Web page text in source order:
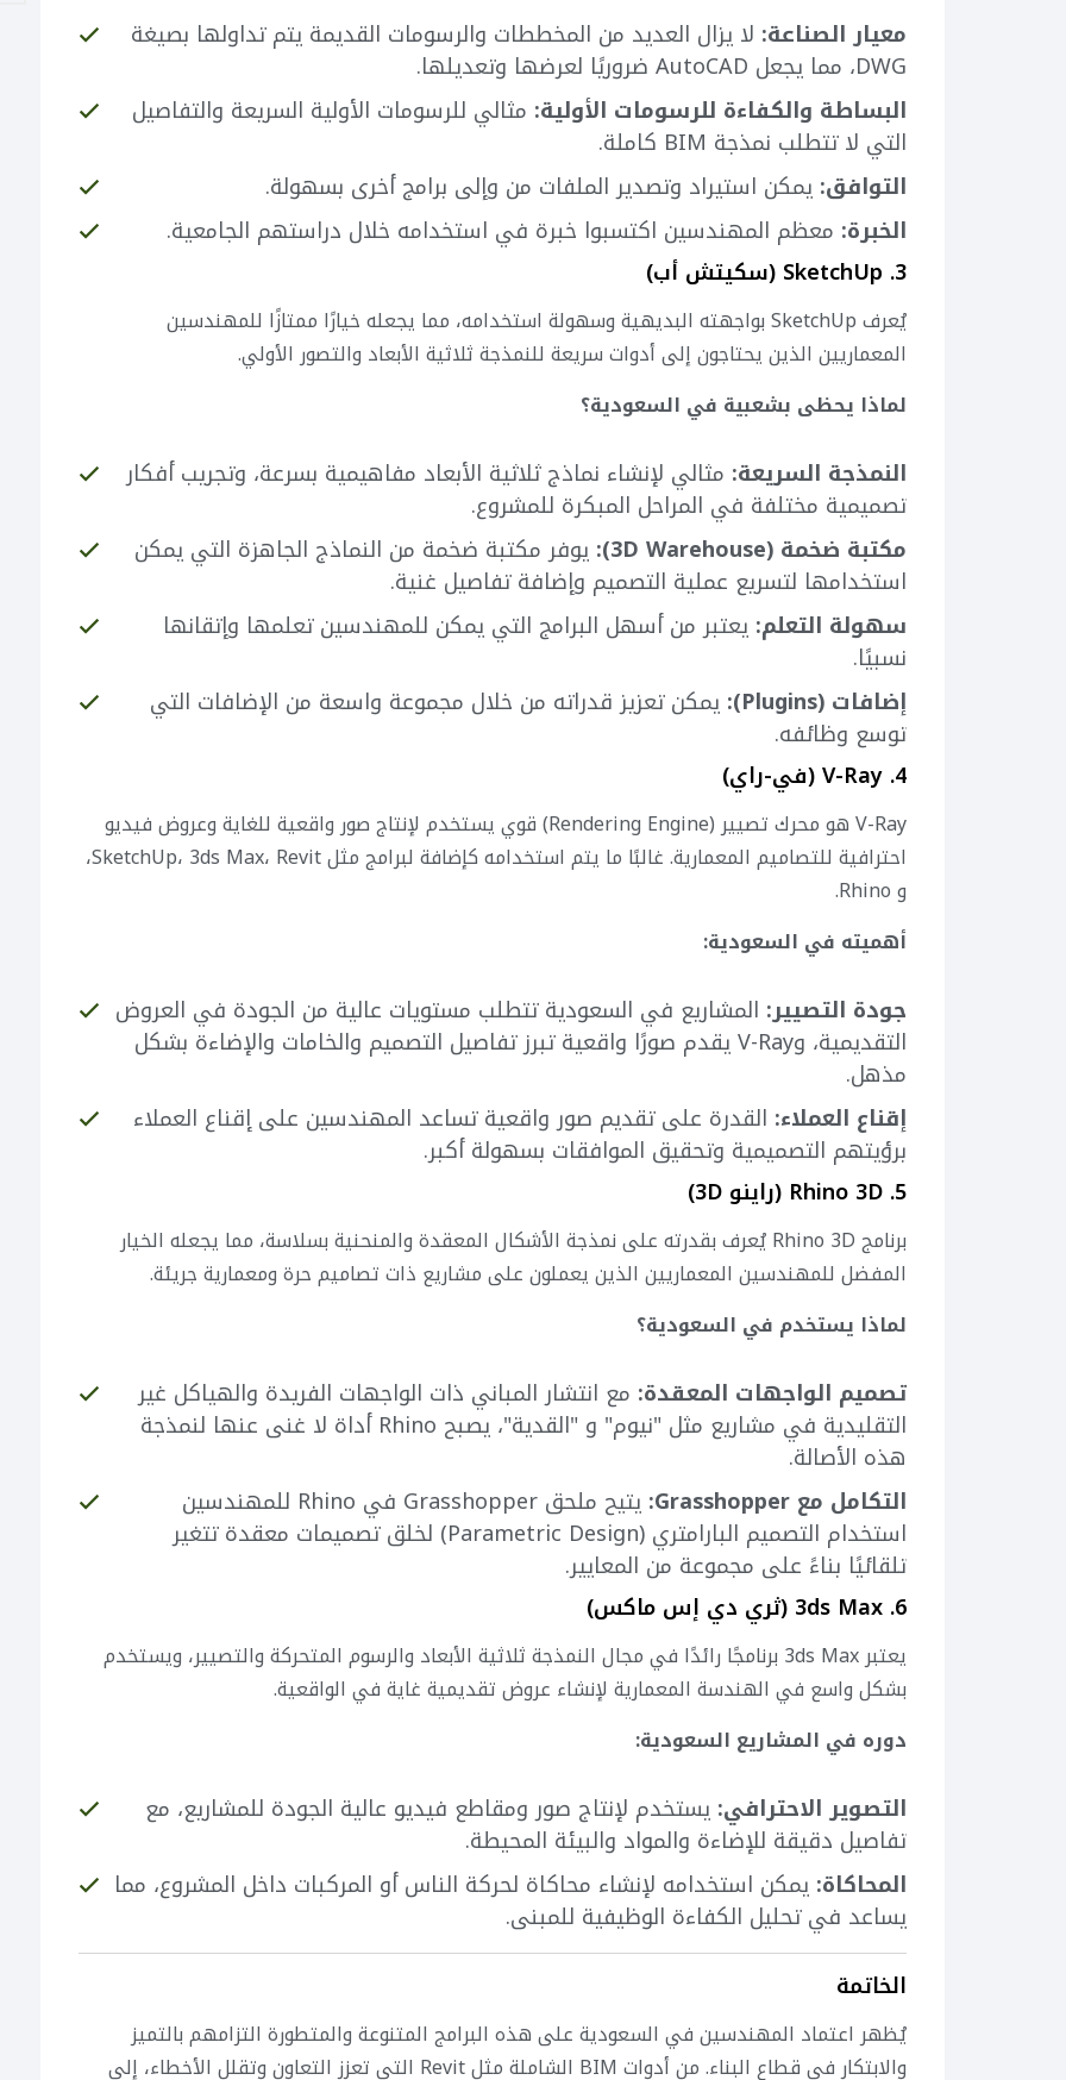
معيار الصناعة: لا يزال العديد من المخططات والرسومات القديمة يتم تداولها بصيغة
DWG، مما يجعل AutoCAD ضروريًا لعرضها وتعديلها.
البساطة والكفاءة للرسومات الأولية: مثالي للرسومات الأولية السريعة والتفاصيل
التي لا تتطلب نمذجة BIM كاملة.
التوافق: يمكن استيراد وتصدير الملفات من وإلى برامج أخرى بسهولة.
الخبرة: معظم المهندسين اكتسبوا خبرة في استخدامه خلال دراستهم الجامعية.
3. SketchUp (سكيتش أب)
يُعرف SketchUp بواجهته البديهية وسهولة استخدامه، مما يجعله خيارًا ممتازًا للمهندسين
المعماريين الذين يحتاجون إلى أدوات سريعة للنمذجة ثلاثية الأبعاد والتصور الأولي.
لماذا يحظى بشعبية في السعودية؟
النمذجة السريعة: مثالي لإنشاء نماذج ثلاثية الأبعاد مفاهيمية بسرعة، وتجريب أفكار
تصميمية مختلفة في المراحل المبكرة للمشروع.
مكتبة ضخمة (3D Warehouse):
يوفر مكتبة ضخمة من النماذج الجاهزة التي يمكن
استخدامها لتسريع عملية التصميم وإضافة تفاصيل غنية.
سهولة التعلم: يعتبر من أسهل البرامج التي يمكن للمهندسين تعلمها وإتقانها
نسبيًا.
إضافات (Plugins):
يمكن تعزيز قدراته من خلال مجموعة واسعة من الإضافات التي
توسع وظائفه.
4. V-Ray (في-راي)
V-Ray هو محرك تصيير (Rendering Engine) قوي يستخدم لإنتاج صور واقعية للغاية وعروض فيديو
احترافية للتصاميم المعمارية. غالبًا ما يتم استخدامه كإضافة لبرامج مثل SketchUp، 3ds Max، Revit،
و Rhino.
أهميته في السعودية:
جودة التصيير: المشاريع في السعودية تتطلب مستويات عالية من الجودة في العروض
التقديمية، وV-Ray يقدم صورًا واقعية تبرز تفاصيل التصميم والخامات والإضاءة بشكل
مذهل.
إقناع العملاء: القدرة على تقديم صور واقعية تساعد المهندسين على إقناع العملاء
برؤيتهم التصميمية وتحقيق الموافقات بسهولة أكبر.
5. Rhino 3D (راينو 3D)
برنامج Rhino 3D يُعرف بقدرته على نمذجة الأشكال المعقدة والمنحنية بسلاسة، مما يجعله الخيار
المفضل للمهندسين المعماريين الذين يعملون على مشاريع ذات تصاميم حرة ومعمارية جريئة.
لماذا يستخدم في السعودية؟
تصميم الواجهات المعقدة: مع انتشار المباني ذات الواجهات الفريدة والهياكل غير
التقليدية في مشاريع مثل "نيوم" و "القدية"، يصبح Rhino أداة لا غنى عنها لنمذجة
هذه الأصالة.
التكامل مع Grasshopper:
يتيح ملحق Grasshopper في Rhino للمهندسين
استخدام التصميم البارامتري (Parametric Design) لخلق تصميمات معقدة تتغير
تلقائيًا بناءً على مجموعة من المعايير.
6. 3ds Max (ثري دي إس ماكس)
يعتبر 3ds Max برنامجًا رائدًا في مجال النمذجة ثلاثية الأبعاد والرسوم المتحركة والتصيير، ويستخدم
بشكل واسع في الهندسة المعمارية لإنشاء عروض تقديمية غاية في الواقعية.
دوره في المشاريع السعودية:
التصوير الاحترافي: يستخدم لإنتاج صور ومقاطع فيديو عالية الجودة للمشاريع، مع
تفاصيل دقيقة للإضاءة والمواد والبيئة المحيطة.
المحاكاة: يمكن استخدامه لإنشاء محاكاة لحركة الناس أو المركبات داخل المشروع، مما
يساعد في تحليل الكفاءة الوظيفية للمبنى.
الخاتمة
يُظهر اعتماد المهندسين في السعودية على هذه البرامج المتنوعة والمتطورة التزامهم بالتميز
والابتكار في قطاع البناء. من أدوات BIM الشاملة مثل Revit التي تعزز التعاون وتقلل الأخطاء، إلى